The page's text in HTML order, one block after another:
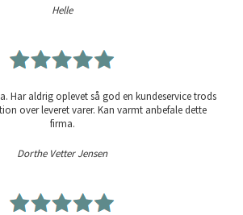
Helle
Har aldrig oplevet så god en kundeservice trods
over leveret varer. Kan varmt anbefale dette
firma.
Dorthe Vetter Jensen